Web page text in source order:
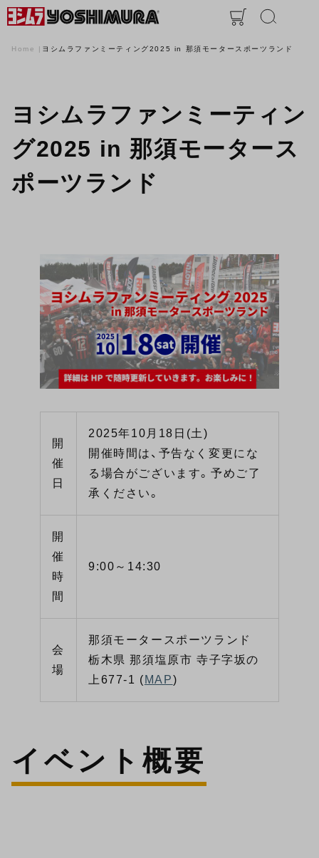
Home ヨシムラファンミーティング2025 in 那須モータースポーツランド
ヨシムラファンミーティン
グ2025 in 那須モータース
ポーツランド
開
催
日
2025年10月18日(土)
開催時間は、予告なく変更にな
る場合がございます。予めご了
承ください。
開
催
時
間
9:00～14:30
会
場
那須モータースポーツランド
栃木県 那須塩原市 寺子字坂の
上677-1 ( MAP)
イベント概要